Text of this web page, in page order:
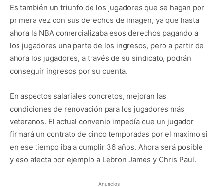
Es también un triunfo de los jugadores que se hagan por
primera vez con sus derechos de imagen, ya que hasta
ahora la NBA comercializaba esos derechos pagando a
los jugadores una parte de los ingresos, pero a partir de
ahora los jugadores, a través de su sindicato, podrán
conseguir ingresos por su cuenta.
En aspectos salariales concretos, mejoran las
condiciones de renovación para los jugadores más
veteranos. El actual convenio impedía que un jugador
firmará un contrato de cinco temporadas por el máximo si
en ese tiempo iba a cumplir 36 años. Ahora será posible
y eso afecta por ejemplo a Lebron James y Chris Paul.
Anuncios